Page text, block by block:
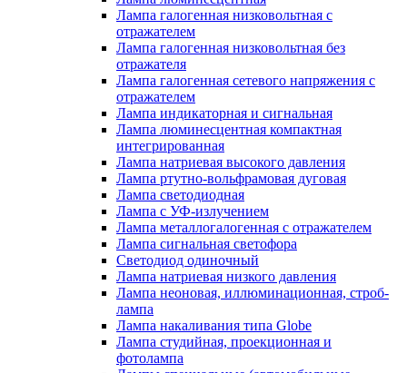
Лампа галогенная низковольтная с
отражателем
Лампа галогенная низковольтная без
отражателя
Лампа галогенная сетевого напряжения с
отражателем
Лампа индикаторная и сигнальная
Лампа люминесцентная компактная
интегрированная
Лампа натриевая высокого давления
Лампа ртутно-вольфрамовая дуговая
Лампа светодиодная
Лампа с УФ-излучением
Лампа металлогалогенная с отражателем
Лампа сигнальная светофора
Светодиод одиночный
Лампа натриевая низкого давления
Лампа неоновая, иллюминационная, строб-
лампа
Лампа накаливания типа Globe
Лампа студийная, проекционная и
фотолампа